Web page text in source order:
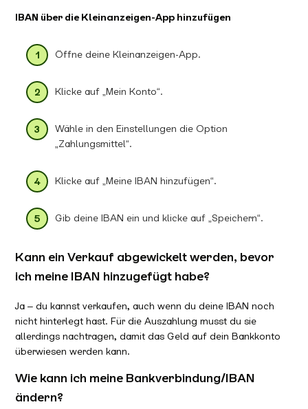
IBAN über die Kleinanzeigen-App hinzufügen
Öffne deine Kleinanzeigen-App.
Klicke auf „Mein Konto“.
Wähle in den Einstellungen die Option
„Zahlungsmittel“.
Klicke auf „Meine IBAN hinzufügen“.
Gib deine IBAN ein und klicke auf „Speichern“.
Kann ein Verkauf abgewickelt werden, bevor
ich meine IBAN hinzugefügt habe?
Ja – du kannst verkaufen, auch wenn du deine IBAN noch
nicht hinterlegt hast. Für die Auszahlung musst du sie
allerdings nachtragen, damit das Geld auf dein Bankkonto
überwiesen werden kann.
Wie kann ich meine Bankverbindung/IBAN
ändern?